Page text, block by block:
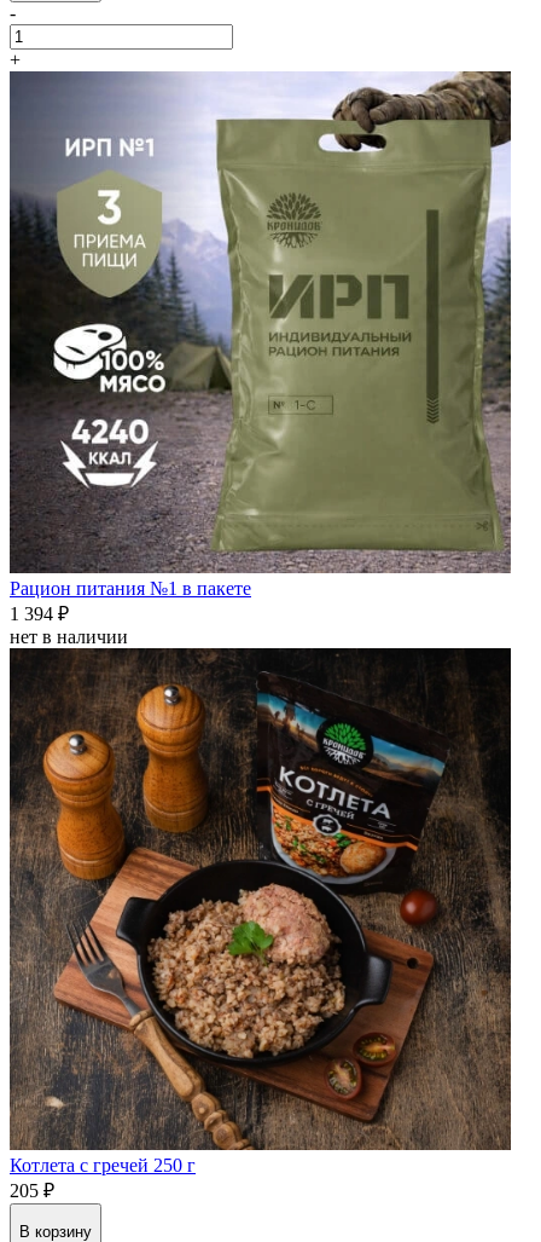
-
+
Рацион питания №1 в пакете
1 394 ₽
нет в наличии
Котлета с гречей 250 г
205 ₽
В корзину